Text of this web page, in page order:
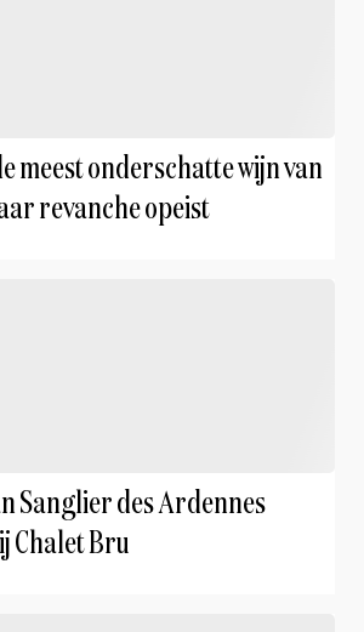
revanche opeist
Sanglier des Ardennes
Chalet Bru